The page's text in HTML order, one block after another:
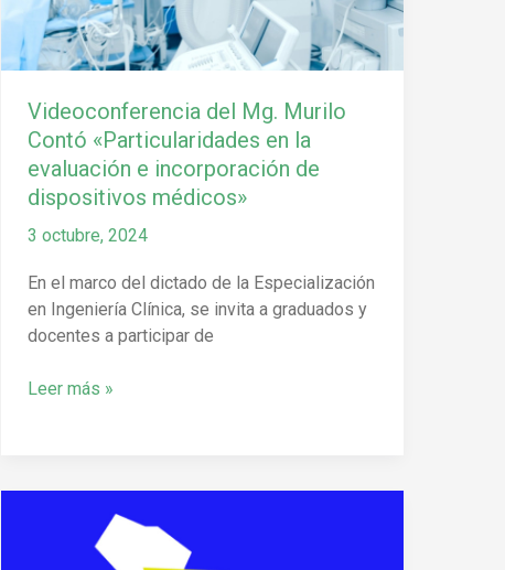
Videoconferencia del Mg. Murilo
Contó «Particularidades en la
evaluación e incorporación de
dispositivos médicos»
3 octubre, 2024
En el marco del dictado de la Especialización
en Ingeniería Clínica, se invita a graduados y
docentes a participar de
en
evaluación
incorporación
de
dispositivos
médicos»
Leer más »
estudiantes